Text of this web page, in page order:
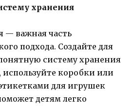
хранения
— важная часть
подхода. Создайте для
систему хранения
коробки или
для игрушек
детям легко